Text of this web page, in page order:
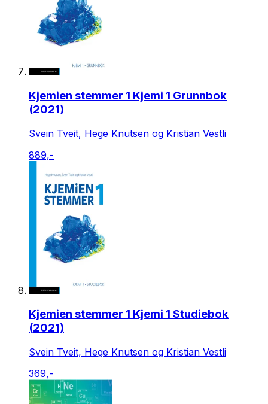
Kjemien stemmer 1 Kjemi 1 Grunnbok
(2021)
Svein Tveit, Hege Knutsen og Kristian Vestli
889,-
Kjemien stemmer 1 Kjemi 1 Studiebok
(2021)
Svein Tveit, Hege Knutsen og Kristian Vestli
369,-